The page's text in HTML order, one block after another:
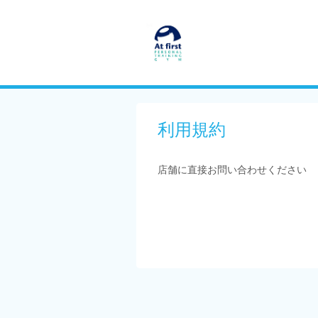
利用規約
店舗に直接お問い合わせください